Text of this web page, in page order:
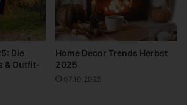
Die
& Outfit-
Home Decor Trends Herbst
2025
07.10.2025